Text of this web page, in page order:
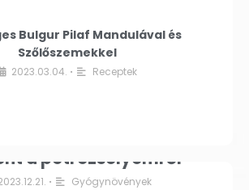
Bulgur Pilaf Mandulával és
Szőlőszemekkel
2023.03.04. • Receptek
a petrezselyemről
• Gyógynövények